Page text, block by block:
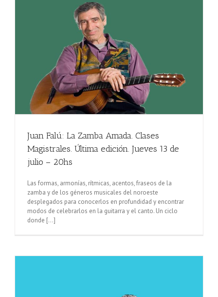
Juan Falú: La Zamba Amada. Clases
Magistrales. Última edición. Jueves 13 de
julio – 20hs
Las formas, armonías, rítmicas, acentos, fraseos de la
zamba y de los géneros musicales del noroeste
desplegados para conocerlos en profundidad y encontrar
modos de celebrarlos en la guitarra y el canto. Un ciclo
donde [...]